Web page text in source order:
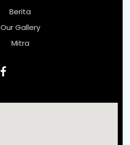
Berita
Our Gallery
Mitra